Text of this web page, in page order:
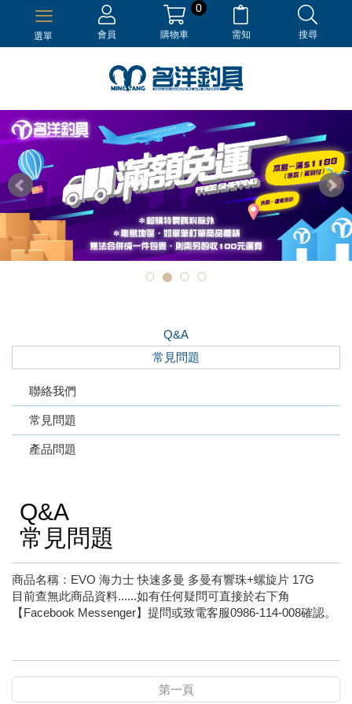
選單 會員 購物車
0
需知 搜尋
Q&A
常見問題
聯絡我們
常見問題
產品問題
Q&A
常見問題
商品名稱：EVO 海力士 快速多曼 多曼有響珠+螺旋片 17G
目前查無此商品資料......如有任何疑問可直接於右下角
【Facebook Messenger】提問或致電客服0986-114-008確認。
第一頁